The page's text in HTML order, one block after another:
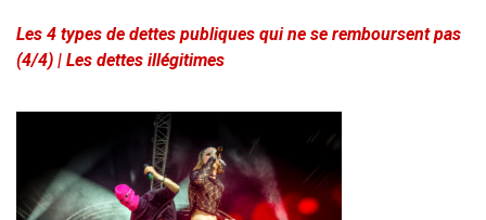
Les 4 types de dettes publiques qui ne se remboursent pas
(4/4) | Les dettes illégitimes